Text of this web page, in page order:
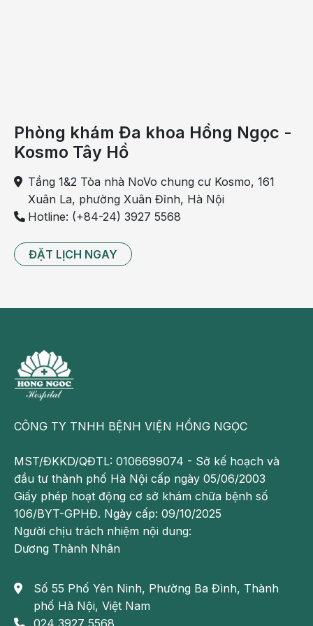
Đau ở vùng cổ, khó nuốt có thể là dấu hiệu sớm của
Triệu chứng muộn
Nếu không phát hiện ở giai đoạn sớm, bệnh sẽ tiến
triển với những biểu hiện như:
Khối u to, cố định trước cổ
Khó nuốt, nuốt vướng do khối u chèn vào thực
quản
Khàn tiếng, có thể bị khó thở do khối u chèn ép
thanh quản, khí quản
Da vùng cổ bị thâm hoặc sùi loét chảy máu
đoạn nặng. Người bệnh nên chủ động đi gặp bác sĩ
để được khám bệnh và tư vấn phác đồ điều trị phù
Phòng khám Đa khoa Hồng Ngọc -
Kosmo Tây Hồ
Tầng 1&2 Tòa nhà NoVo chung cư Kosmo, 161
Xuân La, phường Xuân Đỉnh, Hà Nội
Hotline: (+84-24) 3927 5568
ĐẶT LỊCH NGAY
CÔNG TY TNHH BỆNH VIỆN HỒNG NGỌC
MST/ĐKKD/QĐTL: 0106699074 - Sở kế hoạch và
đầu tư thành phố Hà Nội cấp ngày 05/06/2003
Giấy phép hoạt động cơ sở khám chữa bệnh số
106/BYT-GPHĐ. Ngày cấp: 09/10/2025
Người chịu trách nhiệm nội dung:
Dương Thành Nhân
Số 55 Phố Yên Ninh, Phường Ba Đình, Thành
phố Hà Nội, Việt Nam